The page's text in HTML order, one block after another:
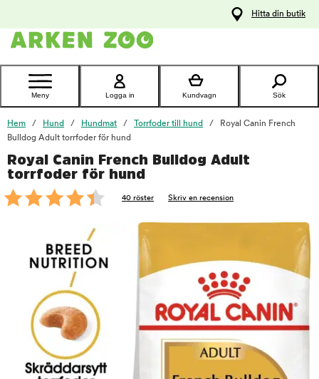
Kontakta
Hitta din butik
Meny Logga in Kundvagn Sök
Hem Hund Hundmat Torrfoder till hund
Royal Canin French
Bulldog Adult torrfoder för hund
Royal Canin French Bulldog Adult
torrfoder för hund
40 röster Skriv en recension
foo